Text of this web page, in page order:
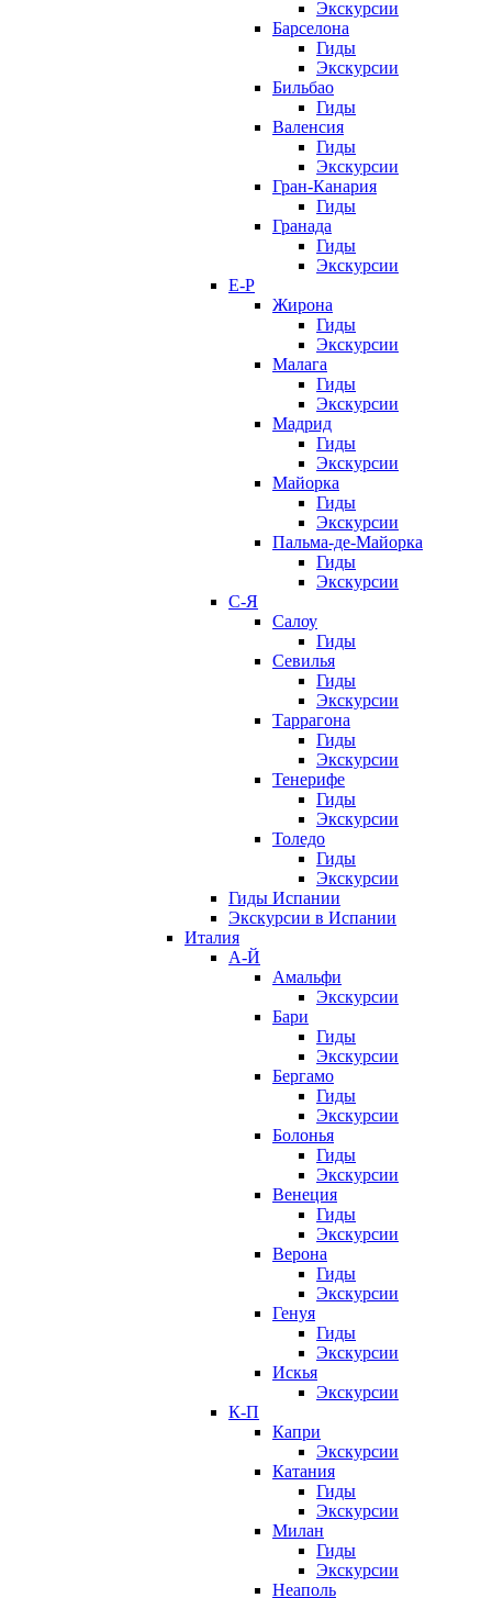
Экскурсии
Барселона
Гиды
Экскурсии
Бильбао
Гиды
Валенсия
Гиды
Экскурсии
Гран-Канария
Гиды
Гранада
Гиды
Экскурсии
Е-Р
Жирона
Гиды
Экскурсии
Малага
Гиды
Экскурсии
Мадрид
Гиды
Экскурсии
Майорка
Гиды
Экскурсии
Пальма-де-Майорка
Гиды
Экскурсии
С-Я
Салоу
Гиды
Севилья
Гиды
Экскурсии
Таррагона
Гиды
Экскурсии
Тенерифе
Гиды
Экскурсии
Толедо
Гиды
Экскурсии
Гиды Испании
Экскурсии в Испании
Италия
А-Й
Амальфи
Экскурсии
Бари
Гиды
Экскурсии
Бергамо
Гиды
Экскурсии
Болонья
Гиды
Экскурсии
Венеция
Гиды
Экскурсии
Верона
Гиды
Экскурсии
Генуя
Гиды
Экскурсии
Искья
Экскурсии
К-П
Капри
Экскурсии
Катания
Гиды
Экскурсии
Милан
Гиды
Экскурсии
Неаполь